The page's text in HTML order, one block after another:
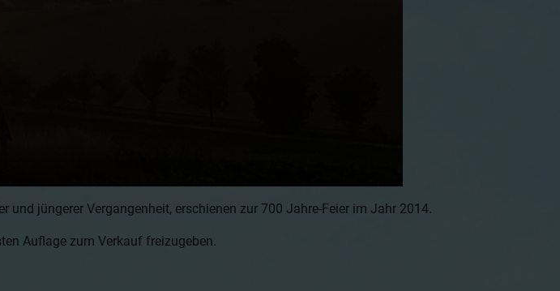
jüngerer Vergangenheit, erschienen zur 700 Jahre-Feier im Jahr 2014.
Auflage zum Verkauf freizugeben.